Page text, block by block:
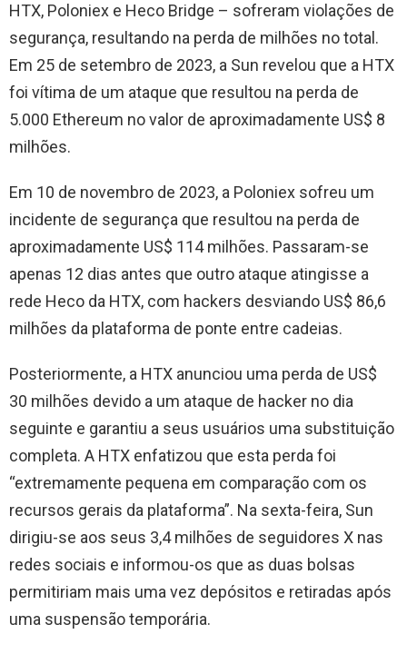
HTX, Poloniex e Heco Bridge – sofreram violações de
segurança, resultando na perda de milhões no total.
Em 25 de setembro de 2023, a Sun revelou que a HTX
foi vítima de um ataque que resultou na perda de
5.000 Ethereum no valor de aproximadamente US$ 8
milhões.
Em 10 de novembro de 2023, a Poloniex sofreu um
incidente de segurança que resultou na perda de
aproximadamente US$ 114 milhões. Passaram-se
apenas 12 dias antes que outro ataque atingisse a
rede Heco da HTX, com hackers desviando US$ 86,6
milhões da plataforma de ponte entre cadeias.
Posteriormente, a HTX anunciou uma perda de US$
30 milhões devido a um ataque de hacker no dia
seguinte e garantiu a seus usuários uma substituição
completa. A HTX enfatizou que esta perda foi
“extremamente pequena em comparação com os
recursos gerais da plataforma”. Na sexta-feira, Sun
dirigiu-se aos seus 3,4 milhões de seguidores X nas
redes sociais e informou-os que as duas bolsas
permitiriam mais uma vez depósitos e retiradas após
uma suspensão temporária.